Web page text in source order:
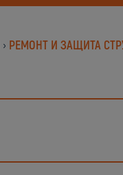
› РЕМОНТ И ЗАЩИТА